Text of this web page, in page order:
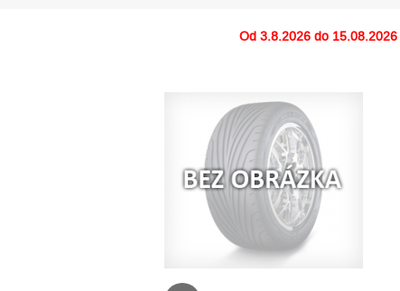
Od 3.8.2026 do 15.08.2026